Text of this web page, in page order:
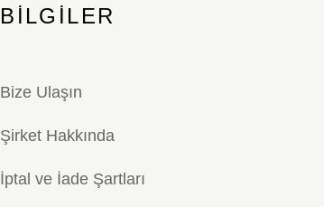
BILGILER
Bize Ulaşın
Şirket Hakkında
İptal ve İade Şartları